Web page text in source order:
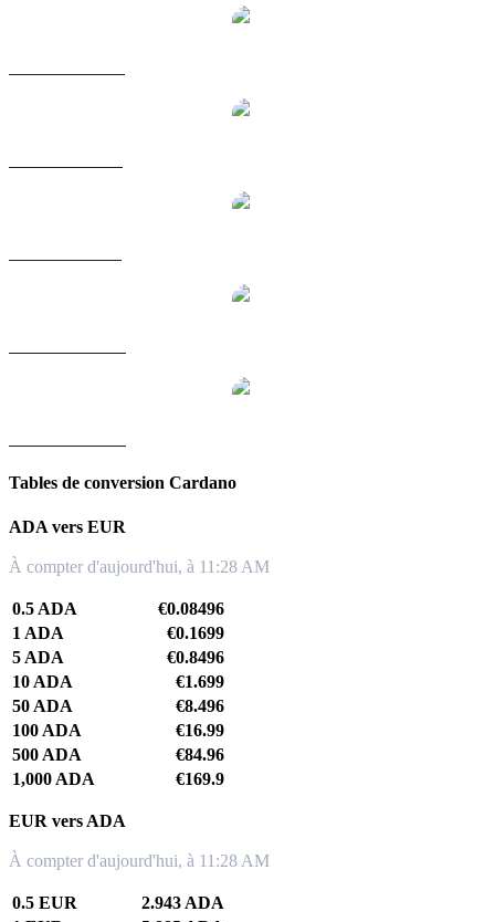
Tables de conversion Cardano
ADA vers EUR
À compter d'aujourd'hui, à 11:28 AM
0.5 ADA
€0.08496
1 ADA
€0.1699
5 ADA
€0.8496
10 ADA
€1.699
50 ADA
€8.496
100 ADA
€16.99
500 ADA
€84.96
1,000 ADA
€169.9
EUR vers ADA
À compter d'aujourd'hui, à 11:28 AM
0.5 EUR
2.943 ADA